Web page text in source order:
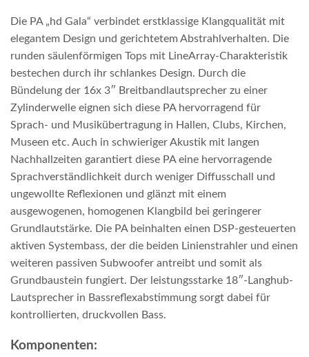
Die PA „hd Gala“ verbindet erstklassige Klangqualität mit
elegantem Design und gerichtetem Abstrahlverhalten. Die
runden säulenförmigen Tops mit LineArray-Charakteristik
bestechen durch ihr schlankes Design. Durch die
Bündelung der 16x 3″ Breitbandlautsprecher zu einer
Zylinderwelle eignen sich diese PA hervorragend für
Sprach- und Musikübertragung in Hallen, Clubs, Kirchen,
Museen etc. Auch in schwieriger Akustik mit langen
Nachhallzeiten garantiert diese PA eine hervorragende
Sprachverständlichkeit durch weniger Diffusschall und
ungewollte Reflexionen und glänzt mit einem
ausgewogenen, homogenen Klangbild bei geringerer
Grundlautstärke. Die PA beinhalten einen DSP-gesteuerten
aktiven Systembass, der die beiden Linienstrahler und einen
weiteren passiven Subwoofer antreibt und somit als
Grundbaustein fungiert. Der leistungsstarke 18″-Langhub-
Lautsprecher in Bassreflexabstimmung sorgt dabei für
kontrollierten, druckvollen Bass.
Komponenten: